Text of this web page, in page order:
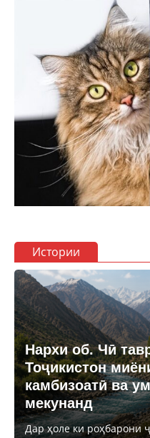
Истории
Нархи об. Чӣ
Тоҷикистон
камбизоатӣ ва
мекунанд
Дар ҳоле ки роҳбарони